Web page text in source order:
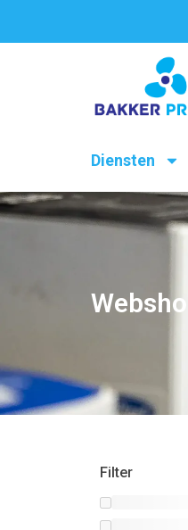
Diensten
Webshop
Filter